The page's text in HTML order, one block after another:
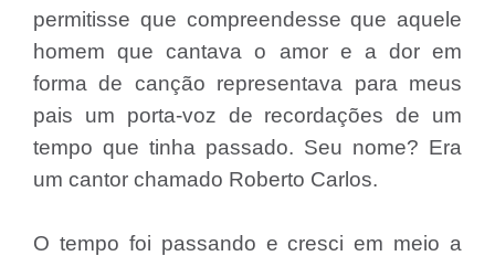
permitisse que compreendesse que aquele
homem que cantava o amor e a dor em
forma de canção representava para meus
pais um porta-voz de recordações de um
tempo que tinha passado. Seu nome? Era
um cantor chamado Roberto Carlos.
O tempo foi passando e cresci em meio a